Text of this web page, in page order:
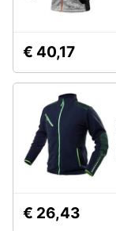
€ 40,17
€ 26,43